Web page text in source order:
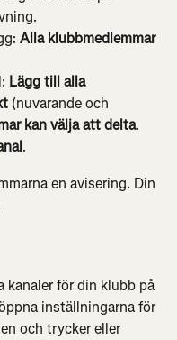
Alla klubbmedlemmar
Lägg till alla
(nuvarande och
kan välja att delta.
.
en avisering. Din
kanaler för din klubb på
inställningarna för
och trycker eller